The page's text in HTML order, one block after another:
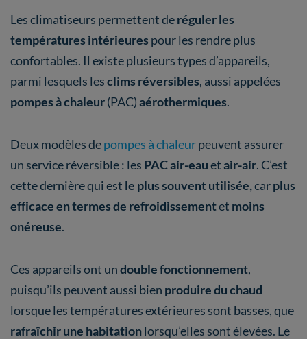
Les climatiseurs permettent deréguler les
températures intérieures pour les rendre plus
confortables. Il existe plusieurs types d’appareils,
parmi lesquels lesclims réversibles, aussi appelées
pompes à chaleur(PAC)aérothermiques.
Deux modèles depompes à chaleurpeuvent assurer
un service réversible : les PAC air-eauetair-air. C’est
cette dernière qui est le plus souvent utilisée,carplus
efficace en termes de refroidissementet moins
onéreuse.
Ces appareils ont undouble fonctionnement,
puisqu’ils peuvent aussi bien produire du chaud
lorsque les températures extérieures sont basses, que
rafraîchir une habitationlorsqu’elles sont élevées. Le